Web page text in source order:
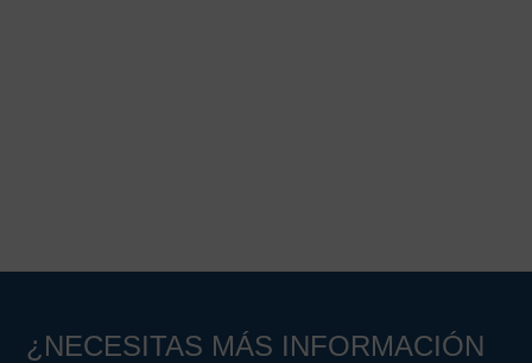
¿NECESITAS MÁS INFORMACIÓN